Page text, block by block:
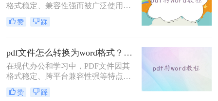
费呢？
格式稳定、兼容性强而被广泛使用。
然而，当需要对PDF内容进行编辑
时，很多人会遇到困难。此时，将
换成word"这一常见需求，本文将为
您详细介绍五种安全、高效且完全免
费的转换方法，帮助您轻松实现格式
转换。
赞 踩
pdf文件怎么转换为word格式？这3种转换方法可以尝试下！
在现代办公和学习中，PDF文件因其
格式稳定、跨平台兼容性强等特点而
被广泛使用。然而，当需要编辑PDF
文件中的内容时，将其转换为Word格
赞 踩